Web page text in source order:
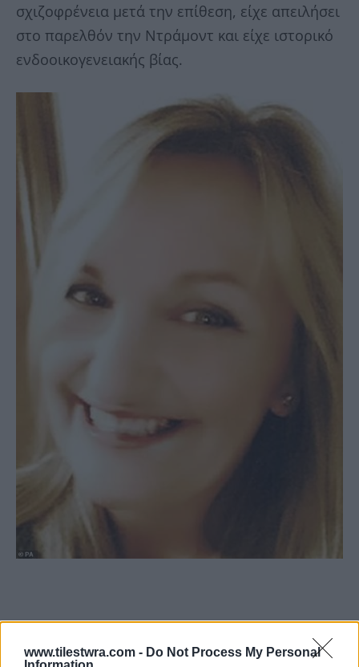
www.tilestwra.com - Do Not Process My Personal
σχιζοφρένεια μετά την επίθεση, είχε απειλήσει
στο παρελθόν την Ντράμοντ και είχε ιστορικό
ενδοοικογενειακής βίας.